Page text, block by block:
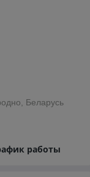
Беларусь
работы